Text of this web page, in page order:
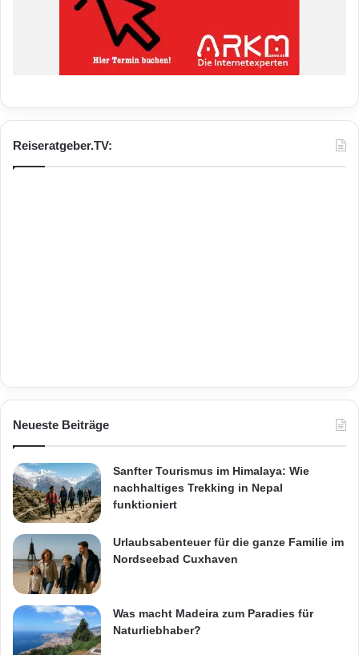
Reiseratgeber.TV:
Neueste Beiträge
Sanfter Tourismus im Himalaya: Wie
nachhaltiges Trekking in Nepal
funktioniert
Urlaubsabenteuer für die ganze Familie im
Nordseebad Cuxhaven
Was macht Madeira zum Paradies für
Naturliebhaber?